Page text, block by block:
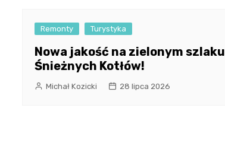
Remonty Turystyka
Nowa jakość na zielonym szlaku
Śnieżnych Kotłów!
Michał Kozicki 28 lipca 2026